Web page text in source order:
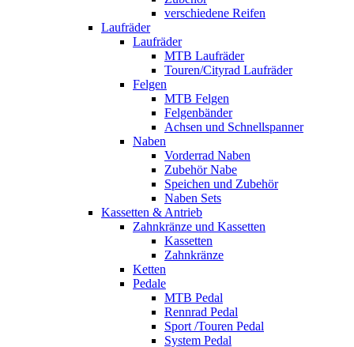
verschiedene Reifen
Laufräder
Laufräder
MTB Laufräder
Touren/Cityrad Laufräder
Felgen
MTB Felgen
Felgenbänder
Achsen und Schnellspanner
Naben
Vorderrad Naben
Zubehör Nabe
Speichen und Zubehör
Naben Sets
Kassetten & Antrieb
Zahnkränze und Kassetten
Kassetten
Zahnkränze
Ketten
Pedale
MTB Pedal
Rennrad Pedal
Sport /Touren Pedal
System Pedal